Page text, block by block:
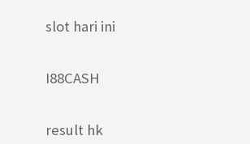
slot hari ini
I88CASH
result hk